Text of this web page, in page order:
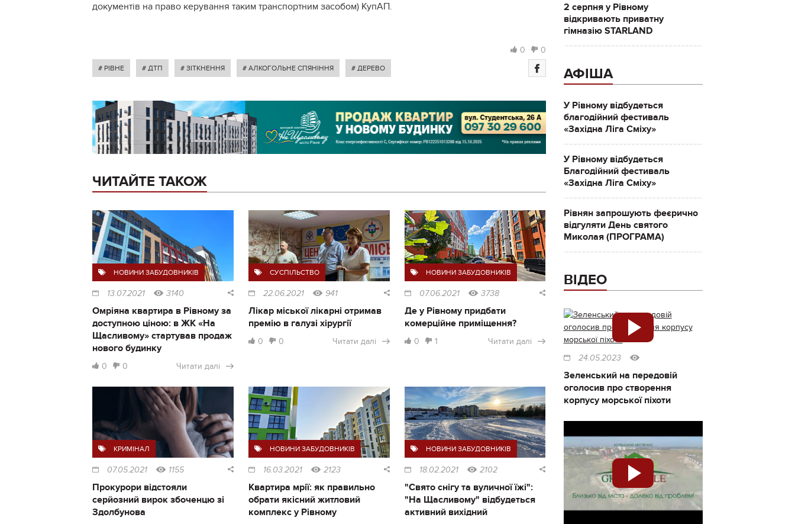
документів на право керування таким транспортним засобом) КупАП.
0 0
# РІВНЕ # ДТП # ЗІТКНЕННЯ # АЛКОГОЛЬНЕ СПЯНІННЯ # ДЕРЕВО
ЧИТАЙТЕ ТАКОЖ
НОВИНИ ЗАБУДОВНИКІВ
13.07.2021 3140
Омріяна квартира в Рівному за
доступною ціною: в ЖК «На
Щасливому» стартував продаж
нового будинку
0 0 Читати далі
СУСПІЛЬСТВО
22.06.2021 941
Лікар міської лікарні отримав
премію в галузі хірургії
0 0 Читати далі
НОВИНИ ЗАБУДОВНИКІВ
07.06.2021 3738
Де у Рівному придбати
комерційне приміщення?
0 1 Читати далі
КРИМІНАЛ
07.05.2021 1155
Прокурори відстояли
серйозний вирок збоченцю зі
Здолбунова
НОВИНИ ЗАБУДОВНИКІВ
16.03.2021 2123
Квартира мрії: як правильно
обрати якісний житловий
комплекс у Рівному
НОВИНИ ЗАБУДОВНИКІВ
18.02.2021 2102
"Свято снігу та вуличної їжі":
"На Щасливому" відбудеться
активний вихідний
2 серпня у Рівному
відкривають приватну
гімназію STARLAND
АФІША
У Рівному відбудеться
благодійний фестиваль
«Західна Ліга Сміху»
У Рівному відбудеться
Благодійний фестиваль
«Західна Ліга Сміху»
Рівнян запрошують феєрично
відгуляти День святого
Миколая (ПРОГРАМА)
ВІДЕО
24.05.2023
Зеленський на передовій
оголосив про створення
корпусу морської піхоти